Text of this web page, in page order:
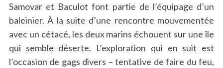
Samovar et Baculot font partie de l’équipage d’un
baleinier. À la suite d’une rencontre mouvementée
avec un cétacé, les deux marins échouent sur une île
qui semble déserte. L’exploration qui en suit est
l’occasion de gags divers – tentative de faire du feu,